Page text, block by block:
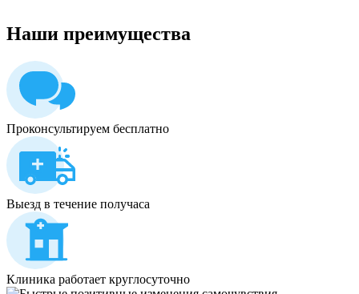
Наши преимущества
Проконсультируем бесплатно
Выезд в течение получаса
Клиника работает круглосуточно